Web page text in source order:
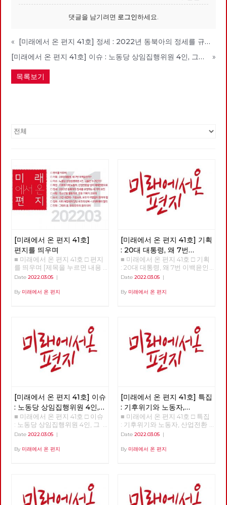
댓글을 남기려면 로그인하세요.
«
[미래에서 온 편지 41호] 정세 : 2022년 동북아의 정세를 규정하는 네 가지 요인
[미래에서 온 편지 41호] 이슈 : 노동당 상임집행위원 4인, 그들은 누구인가?
»
목록보기
[미래에서 온 편지 41호]
편지를 띄우며
■ 미래에서 온 편지 41호 □ 편지
를 띄우며 [제목을 누르면 내용
을 볼 수 있습니다.] □ 편지를 띄
번 이백윤인가? □ 이슈 : 노동당
세를 규정하는 네 가지 요인 □
사람 : 청소년을 활동가로, 운동
기획자 고유미 □ 도서 : 그건 내
건데 - 기본소득, 모두가 차별없
이 찾아야 할 권리 □ 영화 : 이미
예정되어 있던 비극의 반복 - 나
Date 2022.03.05 |
By 미래에서 온 편지
[미래에서 온 편지 41호] 기획
: 20대 대통령, 왜 7번
이백윤인가? (1)
■ 미래에서 온 편지 41호 □ 기획
: 20대 대통령, 왜 7번 이백윤인
가? >>>>>> 업로드 준비중
Date 2022.03.05|
By 미래에서 온 편지
[미래에서 온 편지 41호] 이슈
: 노동당 상임집행위원 4인,
그들은 누구인가?
■ 미래에서 온 편지 41호 □ 이슈
: 노동당 상임집행위원 4인, 그
들은 누구인가? >>>>>> 업로드
Date 2022.03.05 |
By 미래에서 온 편지
[미래에서 온 편지 41호] 특집
: 기후위기와 노동자,
산업전환을 넘어
체제전환으로
■ 미래에서 온 편지 41호 □ 특집
: 기후위기와 노동자, 산업전환
을 넘어 체제전환으로 >>>>>>
Date 2022.03.05|
By 미래에서 온 편지